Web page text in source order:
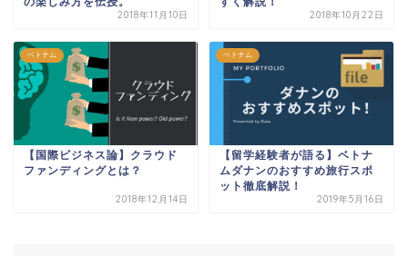
2018年11月10日 2018年10月22日
ベトナム
【国際ビジネス論】クラウド
ファンディングとは？
2018年12月14日
ベトナム
【留学経験者が語る】ベトナ
ムダナンのおすすめ旅行スポ
ット徹底解説！
2019年5月16日